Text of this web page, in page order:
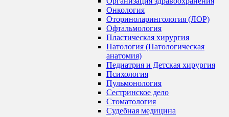
Онкология
Оториноларингология (ЛОР)
Офтальмология
Пластическая хирургия
Патология (Патологическая
анатомия)
Педиатрия и Детская хирургия
Психология
Пульмонология
Сестринское дело
Стоматология
Судебная медицина